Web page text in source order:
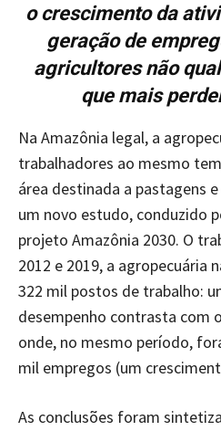
o crescimento da
geração de
agricultores não
que mais
Na Amazônia legal, a
trabalhadores ao mesmo
área destinada a pastagens
um novo estudo, conduzido
projeto Amazônia 2030. O
2012 e 2019, a agropecuária
322 mil postos de trabalho:
desempenho contrasta com
onde, no mesmo período,
mil empregos (um
As conclusões foram